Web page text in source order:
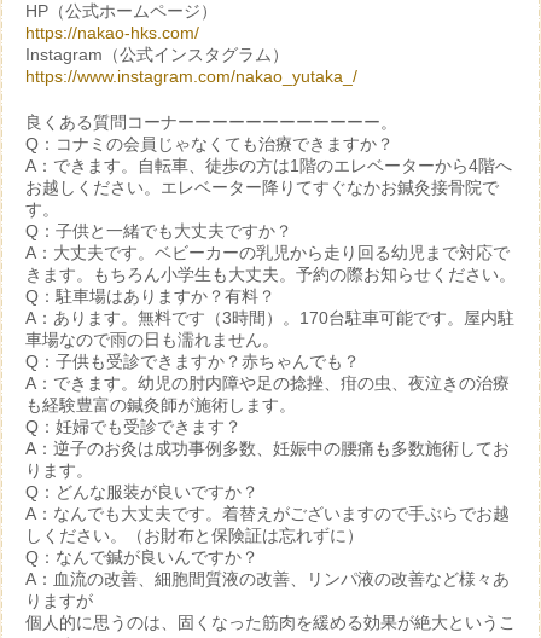
HP（公式ホームページ）
https://nakao-hks.com/
Instagram（公式インスタグラム）
https://www.instagram.com/nakao_yutaka_/
良くある質問コーナーーーーーーーーーーーー。
Q：コナミの会員じゃなくても治療できますか？
A：できます。自転車、徒歩の方は1階のエレベーターから4階へ
お越しください。エレベーター降りてすぐなかお鍼灸接骨院で
す。
Q：子供と一緒でも大丈夫ですか？
A：大丈夫です。ベビーカーの乳児から走り回る幼児まで対応で
きます。もちろん小学生も大丈夫。予約の際お知らせください。
Q：駐車場はありますか？有料？
A：あります。無料です（3時間）。170台駐車可能です。屋内駐
車場なので雨の日も濡れません。
Q：子供も受診できますか？赤ちゃんでも？
A：できます。幼児の肘内障や足の捻挫、疳の虫、夜泣きの治療
も経験豊富の鍼灸師が施術します。
Q：妊婦でも受診できます？
A：逆子のお灸は成功事例多数、妊娠中の腰痛も多数施術してお
ります。
Q：どんな服装が良いですか？
A：なんでも大丈夫です。着替えがございますので手ぶらでお越
しください。（お財布と保険証は忘れずに）
Q：なんで鍼が良いんですか？
A：血流の改善、細胞間質液の改善、リンパ液の改善など様々あ
りますが
個人的に思うのは、固くなった筋肉を緩める効果が絶大というこ